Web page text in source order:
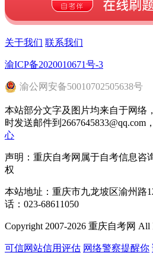
关于我们 联系我们
渝ICP备2020010671号-3
渝公网安备50010702505638号
本站部分文字及图片均来自于网络
时发送邮件到2667645833@qq.com
心
声明：重庆自考网属于自考信息咨
权
本站地址：重庆市九龙坡区渝州路
话：023-68611050
Copyright 2007-2026 重庆自考网 All
可信网站信用评估 网络警察提醒你